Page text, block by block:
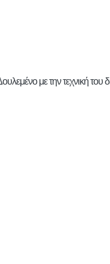
με την τεχνική του